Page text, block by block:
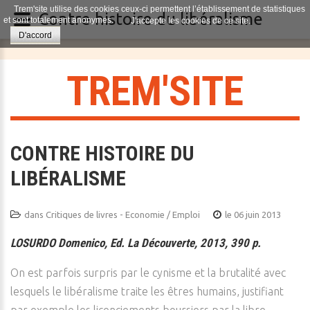
TREM'SITE
CONTRE HISTOIRE DU
LIBÉRALISME
dans Critiques de livres - Economie / Emploi le 06 juin 2013
LOSURDO Domenico, Ed. La Découverte, 2013, 390 p.
On est parfois surpris par le cynisme et la brutalité avec
lesquels le libéralisme traite les êtres humains, justifiant
Trem'site utilise des cookies ceux-ci permettent l’établissement de statistiques
et sont totalement anonymes.
J'accepte les cookies de ce site.
D'accord
Contre histoire du libéralisme